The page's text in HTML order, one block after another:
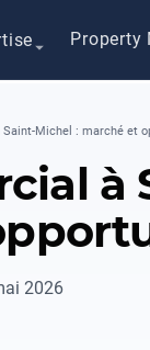
Property
Michel : marché et
à
2026